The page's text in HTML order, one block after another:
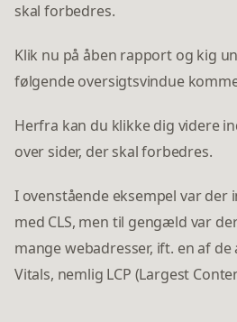
skal forbedres.
Klik nu på åben rapport og kig
følgende oversigtsvindue
Herfra kan du klikke dig videre
over sider, der skal forbedres.
I ovenstående eksempel var
med CLS, men til gengæld var
mange webadresser, ift. en af de
Vitals, nemlig LCP (Largest